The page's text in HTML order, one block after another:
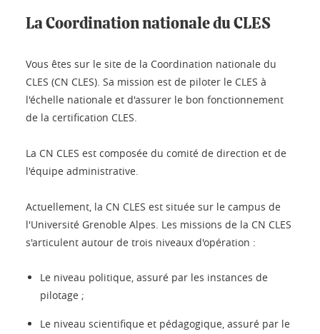
La Coordination nationale du CLES
Vous êtes sur le site de la Coordination nationale du
CLES (CN CLES). Sa mission est de piloter le CLES à
l'échelle nationale et d'assurer le bon fonctionnement
de la certification CLES.
La CN CLES est composée du comité de direction et de
l'équipe administrative.
Actuellement, la CN CLES est située sur le campus de
l'Université Grenoble Alpes. Les missions de la CN CLES
s'articulent autour de trois niveaux d'opération :
Le niveau politique, assuré par les instances de
pilotage ;
Le niveau scientifique et pédagogique, assuré par le